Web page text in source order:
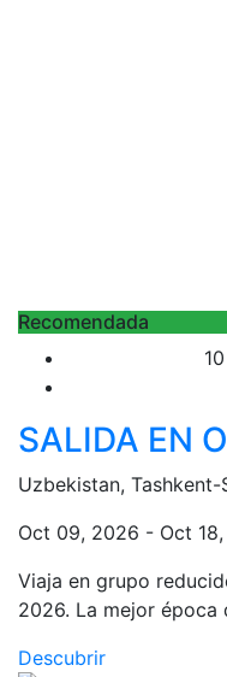
Recomendada
SALIDA EN
Uzbekistan,
Oct 09, 2026 - Oct
Viaja en grupo
2026. La mejor época
Descubrir